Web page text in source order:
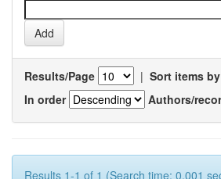
Results/Page | Sort items by
In order
Authors/
Results 1-1 of 1 (Search time: 0.001